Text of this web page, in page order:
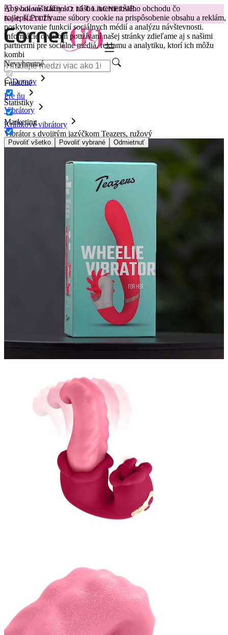
Aby bol váš zážitok z nášho internetového obchodu čo
najlepší.Používame súbory cookie na prispôsobenie obsahu a reklám,
poskytovanie funkcií sociálnych médií a analýzu návštevnosti.
Informácie o vašom používaní našej stránky zdieľame aj s našimi
partnermi pre sociálne médiá, reklamu a analytiku, ktorí ich môžu
kombi
Nevyhnutné
Funkčné
Štatistiky
Marketing
Povoliť všetko Povoliť vybrané Odmietnuť
😽Svakom Klitty: O 15 € LACNEJŠIE
Kód: KLITTY →
Domov
Pre ňu
Vibrátory
Králikové vibrátory
Vibrátor s dvojitým jazýčkom Teazers, ružový